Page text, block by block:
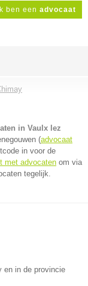
Ik ben een advocaat
in Vaulx lez
(advocaat
in voor de
met advocaten om via
tegelijk.
en in de provincie